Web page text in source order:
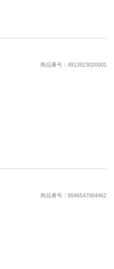
商品番号：4913923020001
商品番号：8596547004462